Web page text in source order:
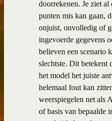
doorrekenen. Je ziet al
punten mis kan gaan,
onjuist, onvolledig of
ingevoerde gegevens
believen een scenario
slechtste. Dit betekent
het model het juiste
helemaal fout kan
weerspiegelen net als
of basis van bepaalde